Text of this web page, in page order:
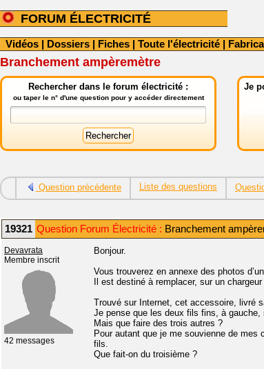
FORUM ÉLECTRICITÉ
Vidéos | Dossiers | Fiches | Toute l'électricité |
Branchement ampèremètre
Rechercher dans le forum électricité :
ou taper le n° d'une question pour y accéder directement
Je
Question précédente Liste des questions
19321 Question Forum Électricité : Branchement
Devavrata
Membre inscrit
42 messages
Bonjour.
Vous trouverez en annexe des photos
Il est destiné à remplacer, sur un
Trouvé sur Internet, cet accessoire, livré
Je pense que les deux fils fins, à gauche,
Mais que faire des trois autres ?
Pour autant que je me souvienne de mes
fils.
Que fait-on du troisième ?